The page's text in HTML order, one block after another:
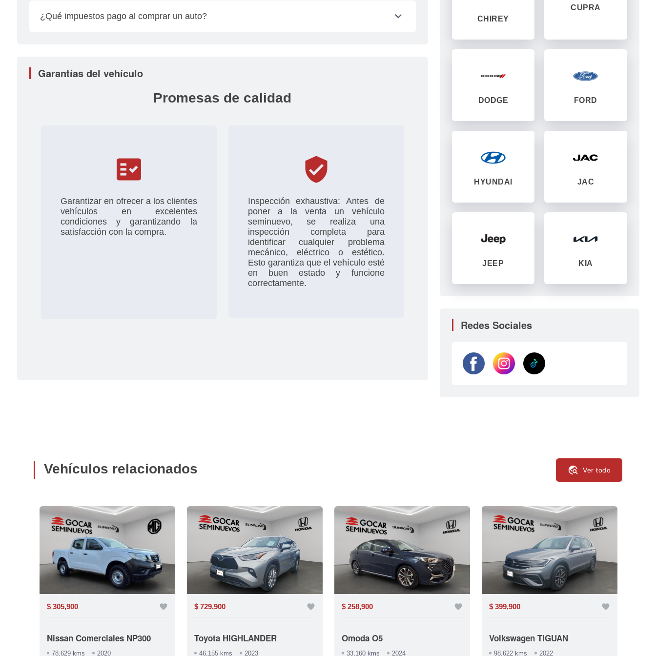
personalmente.
¿Qué impuestos pago al comprar un auto? expand_more
Garantías del vehículo
Promesas de calidad
fact_check
Garantizar en ofrecer a los clientes
vehículos en excelentes
condiciones y garantizando la
satisfacción con la compra.
verified_user
Inspección exhaustiva: Antes de
poner a la venta un vehículo
seminuevo, se realiza una
inspección completa para
identificar cualquier problema
mecánico, eléctrico o estético.
Esto garantiza que el vehículo esté
en buen estado y funcione
correctamente.
CHIREY
CUPRA
DODGE FORD
HYUNDAI JAC
JEEP KIA
Redes Sociales
Vehículos relacionados travel_explore Ver todo
$ 305,900 favorite
Nissan Comerciales NP300
78,629 kms 2020
$ 729,900 favorite
Toyota HIGHLANDER
46,155 kms 2023
$ 258,900 favorite
Omoda O5
33,160 kms 2024
$ 399,900 favorite
Volkswagen TIGUAN
98,622 kms 2022